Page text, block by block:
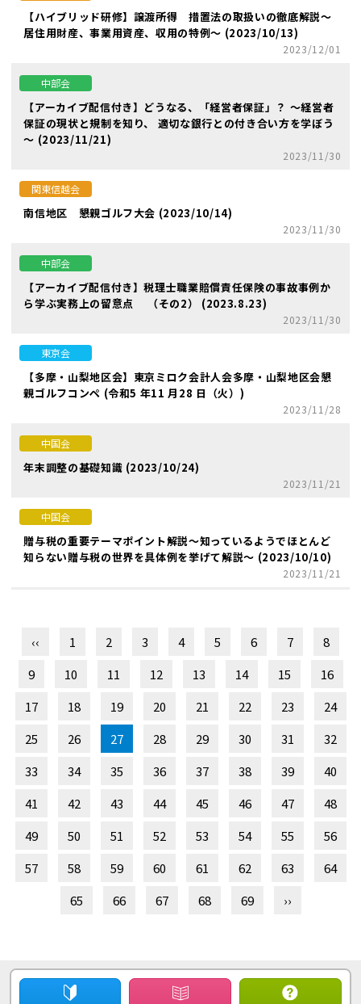
【ハイブリッド研修】譲渡所得 措置法の取扱いの徹底解説～
居住用財産、事業用資産、収用の特例～ (2023/10/13)
2023/12/01
中部会
【アーカイブ配信付き】どうなる、「経営者保証」？ ～経営者
保証の現状と規制を知り、 適切な銀行との付き合い方を学ぼう
～ (2023/11/21)
2023/11/30
関東信越会
南信地区 懇親ゴルフ大会 (2023/10/14)
2023/11/30
中部会
【アーカイブ配信付き】税理士職業賠償責任保険の事故事例か
ら学ぶ実務上の留意点 （その2） (2023.8.23)
2023/11/30
東京会
【多摩・山梨地区会】東京ミロク会計人会多摩・山梨地区会懇
親ゴルフコンペ (令和5 年11 月28 日（火）)
2023/11/28
中国会
年末調整の基礎知識 (2023/10/24)
2023/11/21
中国会
贈与税の重要テーマポイント解説～知っているようでほとんど
知らない贈与税の世界を具体例を挙げて解説～ (2023/10/10)
2023/11/21
‹‹ 1 2 3 4 5 6 7
8
9
10 11 12 13 14 15
16
17
18 19 20 21 22 23
24
25
26 27 28 29 30 31
32
33
34 35 36 37 38 39
40
41
42 43 44 45 46 47
48
49
50 51 52 53 54 55
56
57
58 59 60 61 62 63
64
65
66 67 68 69 ››